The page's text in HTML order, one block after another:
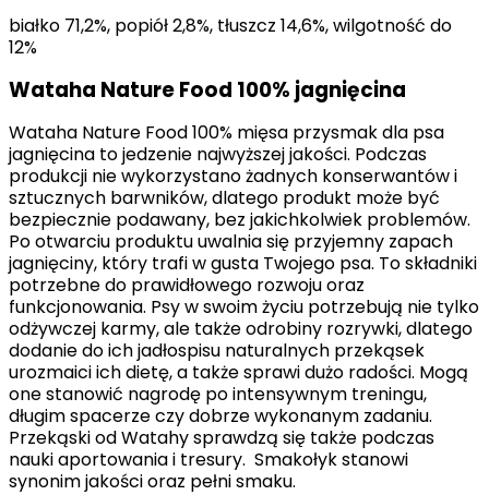
białko 71,2%, popiół 2,8%, tłuszcz 14,6%, wilgotność do
12%
Wataha Nature Food 100% jagnięcina
Wataha Nature Food 100% mięsa przysmak dla psa
jagnięcina to jedzenie najwyższej jakości. Podczas
produkcji nie wykorzystano żadnych konserwantów i
sztucznych barwników, dlatego produkt może być
bezpiecznie podawany, bez jakichkolwiek problemów.
Po otwarciu produktu uwalnia się przyjemny zapach
jagnięciny, który trafi w gusta Twojego psa. To składniki
potrzebne do prawidłowego rozwoju oraz
funkcjonowania. Psy w swoim życiu potrzebują nie tylko
odżywczej karmy, ale także odrobiny rozrywki, dlatego
dodanie do ich jadłospisu naturalnych przekąsek
urozmaici ich dietę, a także sprawi dużo radości. Mogą
one stanowić nagrodę po intensywnym treningu,
długim spacerze czy dobrze wykonanym zadaniu.
Przekąski od Watahy sprawdzą się także podczas
nauki aportowania i tresury. Smakołyk stanowi
synonim jakości oraz pełni smaku.